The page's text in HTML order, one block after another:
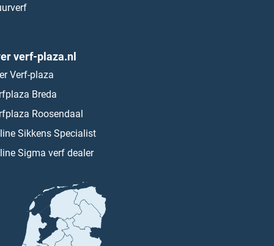
verf-plaza.nl
Verf-plaza
Breda
Roosendaal
Sikkens Specialist
Sigma verf dealer